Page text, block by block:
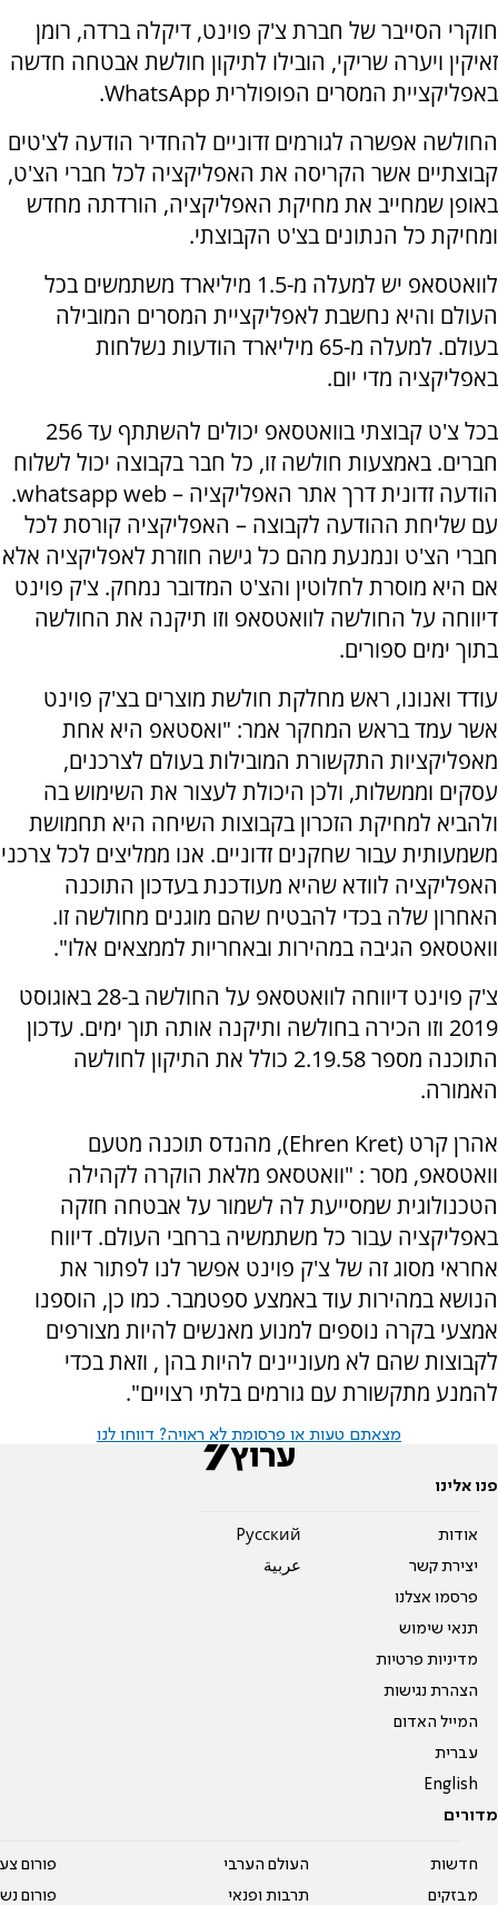
חוקרי הסייבר של חברת צ'ק פוינט, דיקלה ברדה, רומן
זאיקין ויערה שריקי, הובילו לתיקון חולשת אבטחה חדשה
באפליקציית המסרים הפופולרית WhatsApp.
החולשה אפשרה לגורמים זדוניים להחדיר הודעה לצ'טים
קבוצתיים אשר הקריסה את האפליקציה לכל חברי הצ'ט,
באופן שמחייב את מחיקת האפליקציה, הורדתה מחדש
ומחיקת כל הנתונים בצ'ט הקבוצתי.
לוואטסאפ יש למעלה מ-1.5 מיליארד משתמשים בכל
העולם והיא נחשבת לאפליקציית המסרים המובילה
בעולם. למעלה מ-65 מיליארד הודעות נשלחות
באפליקציה מדי יום.
בכל צ'ט קבוצתי בוואטסאפ יכולים להשתתף עד 256
חברים. באמצעות חולשה זו, כל חבר בקבוצה יכול לשלוח
הודעה זדונית דרך אתר האפליקציה – whatsapp web.
עם שליחת ההודעה לקבוצה – האפליקציה קורסת לכל
חברי הצ'ט ונמנעת מהם כל גישה חוזרת לאפליקציה אלא
אם היא מוסרת לחלוטין והצ'ט המדובר נמחק. צ'ק פוינט
דיווחה על החולשה לוואטסאפ וזו תיקנה את החולשה
בתוך ימים ספורים.
עודד ואנונו, ראש מחלקת חולשת מוצרים בצ'ק פוינט
אשר עמד בראש המחקר אמר: "ואסטאפ היא אחת
מאפליקציות התקשורת המובילות בעולם לצרכנים,
עסקים וממשלות, ולכן היכולת לעצור את השימוש בה
ולהביא למחיקת הזכרון בקבוצות השיחה היא תחמושת
משמעותית עבור שחקנים זדוניים. אנו ממליצים לכל צרכני
האפליקציה לוודא שהיא מעודכנת בעדכון התוכנה
האחרון שלה בכדי להבטיח שהם מוגנים מחולשה זו.
וואטסאפ הגיבה במהירות ובאחריות לממצאים אלו".
צ'ק פוינט דיווחה לוואטסאפ על החולשה ב-28 באוגוסט
2019 וזו הכירה בחולשה ותיקנה אותה תוך ימים. עדכון
התוכנה מספר 2.19.58 כולל את התיקון לחולשה
האמורה.
אהרן קרט (Ehren Kret), מהנדס תוכנה מטעם
וואטסאפ, מסר : "וואטסאפ מלאת הוקרה לקהילה
הטכנולוגית שמסייעת לה לשמור על אבטחה חזקה
באפליקציה עבור כל משתמשיה ברחבי העולם. דיווח
אחראי מסוג זה של צ'ק פוינט אפשר לנו לפתור את
הנושא במהירות עוד באמצע ספטמבר. כמו כן, הוספנו
אמצעי בקרה נוספים למנוע מאנשים להיות מצורפים
לקבוצות שהם לא מעוניינים להיות בהן , וזאת בכדי
להמנע מתקשורת עם גורמים בלתי רצויים".
מצאתם טעות או פרסומת לא ראויה? דווחו לנו
פנו אלינו
אודות
יצירת קשר
פרסמו אצלנו
תנאי שימוש
מדיניות פרטיות
הצהרת נגישות
המייל האדום
עברית
English
Pусский
عربية
מדורים
חדשות
מבזקים
העולם הערבי
תרבות ופנאי
פורום
פורום